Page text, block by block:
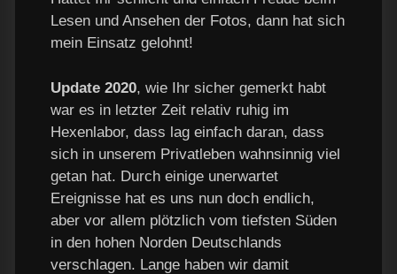
Lesen und Ansehen der Fotos, dann hat sich
mein Einsatz gelohnt!
Update 2020, wie Ihr sicher gemerkt habt
war es in letzter Zeit relativ ruhig im
Hexenlabor, dass lag einfach daran, dass
sich in unserem Privatleben wahnsinnig viel
getan hat. Durch einige unerwartet
Ereignisse hat es uns nun doch endlich,
aber vor allem plötzlich vom tiefsten Süden
in den hohen Norden Deutschlands
verschlagen. Lange haben wir damit